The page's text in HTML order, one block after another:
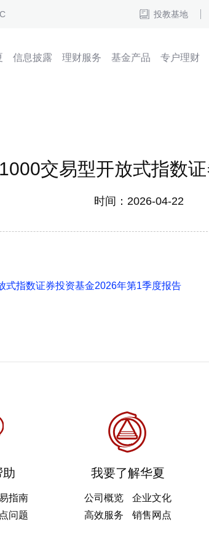
投教基地
信息披露 理财服务 基金产品 专户理财
交易型开放式指数
时间：2026-04-22
式指数证券投资基金2026年第1季度报告
助
指南
问题
我要了解华夏
公司概览
企业文化
高效服务
销售网点